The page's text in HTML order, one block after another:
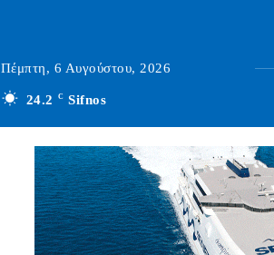
Πέμπτη, 6 Αυγούστου, 2026
24.2 C Sifnos